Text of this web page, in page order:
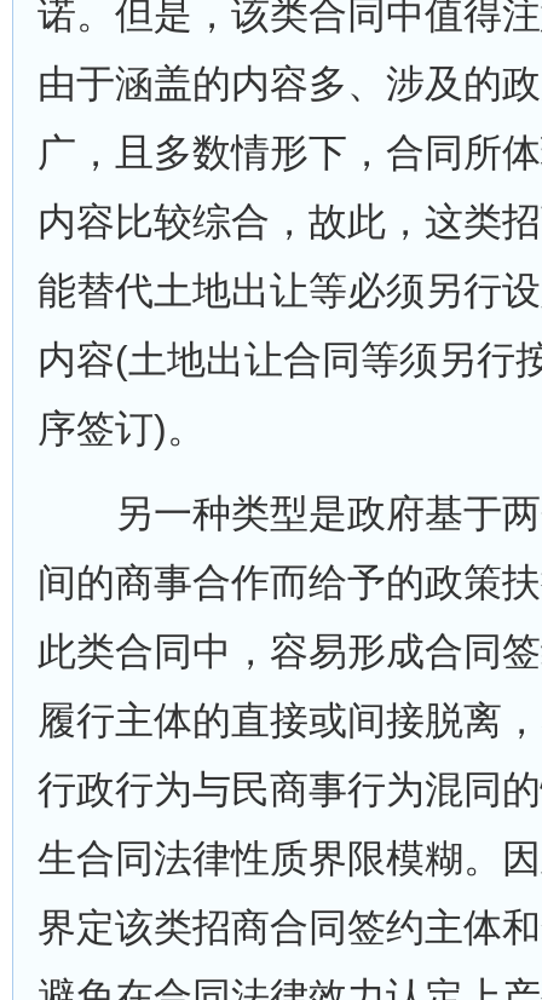
诺。但是，该类合同中值得
由于涵盖的内容多、涉及的
广，且多数情形下，合同所
内容比较综合，故此，这类
能替代土地出让等必须另行
内容(土地出让合同等须另行
序签订)。
另一种类型是政府基于两
间的商事合作而给予的政策
此类合同中，容易形成合同
履行主体的直接或间接脱离
行政行为与民商事行为混同
生合同法律性质界限模糊。
界定该类招商合同签约主体